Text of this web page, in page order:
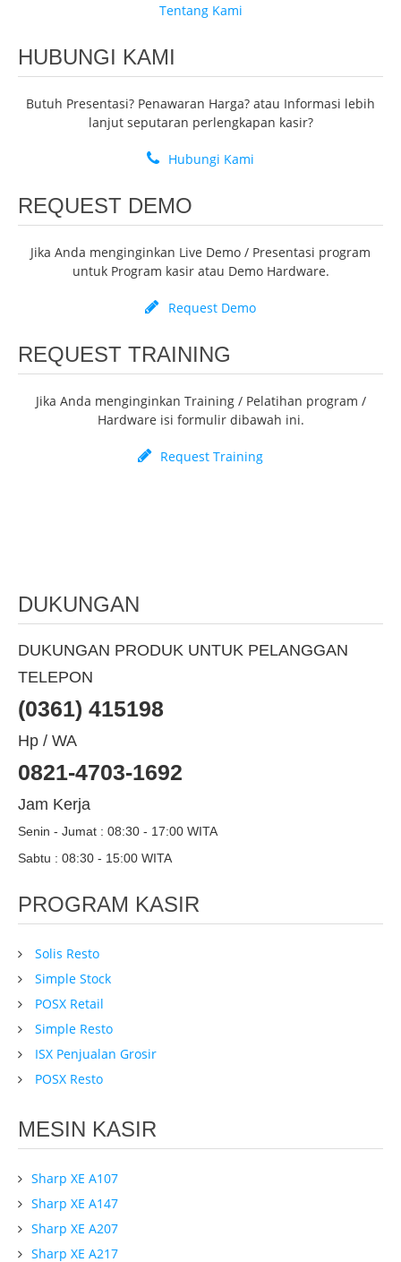
Tentang Kami
HUBUNGI KAMI
Butuh Presentasi? Penawaran Harga? atau Informasi lebih
lanjut seputaran perlengkapan kasir?
Hubungi Kami
REQUEST DEMO
Jika Anda menginginkan Live Demo / Presentasi program
untuk Program kasir atau Demo Hardware.
Request Demo
REQUEST TRAINING
Jika Anda menginginkan Training / Pelatihan program /
Hardware isi formulir dibawah ini.
Request Training
DUKUNGAN
DUKUNGAN PRODUK UNTUK PELANGGAN
TELEPON
(0361) 415198
Hp / WA
0821-4703-1692
Jam Kerja
Senin - Jumat : 08:30 - 17:00 WITA
Sabtu : 08:30 - 15:00 WITA
PROGRAM KASIR
Solis Resto
Simple Stock
POSX Retail
Simple Resto
ISX Penjualan Grosir
POSX Resto
MESIN KASIR
Sharp XE A107
Sharp XE A147
Sharp XE A207
Sharp XE A217